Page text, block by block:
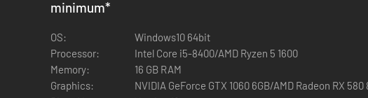
minimum*
OS:
Windows10 64bit
Processor:
Intel Core i5-8400/AMD Ryzen 5 1600
Memory:
16 GB RAM
Graphics:
NVIDIA GeForce GTX 1060 6GB/AMD Radeon RX 580